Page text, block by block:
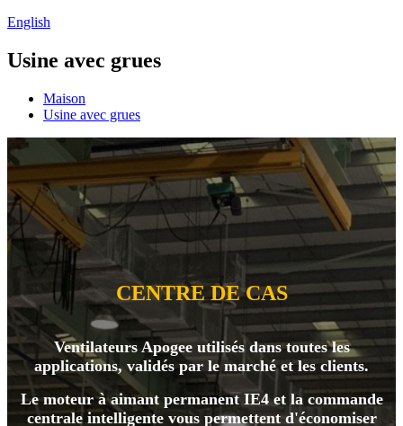
English
Usine avec grues
Maison
Usine avec grues
CENTRE DE CAS
Ventilateurs Apogee utilisés dans toutes les
applications, validés par le marché et les clients.
Le moteur à aimant permanent IE4 et la commande
centrale intelligente vous permettent d'économiser